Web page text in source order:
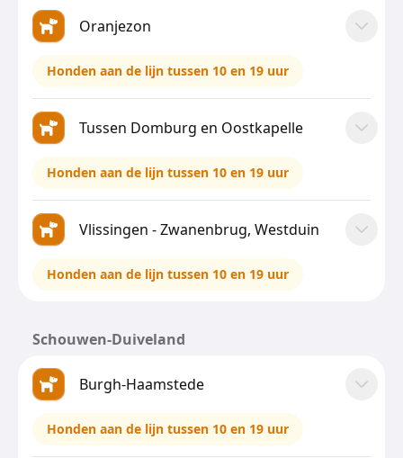
Oranjezon
Honden aan de lijn tussen 10 en 19 uur
Tussen Domburg en Oostkapelle
Honden aan de lijn tussen 10 en 19 uur
Vlissingen - Zwanenbrug, Westduin
Honden aan de lijn tussen 10 en 19 uur
Schouwen-Duiveland
Burgh-Haamstede
Honden aan de lijn tussen 10 en 19 uur